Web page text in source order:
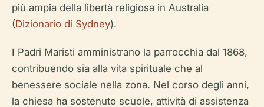
più ampia della libertà religiosa in Australia
(Dizionario di Sydney).
I Padri Maristi amministrano la parrocchia dal 1868,
contribuendo sia alla vita spirituale che al
benessere sociale nella zona. Nel corso degli anni,
la chiesa ha sostenuto scuole, attività di assistenza